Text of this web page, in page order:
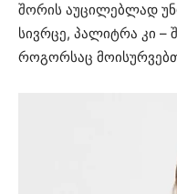
შორის აუცილებლად
სივრცე, პალიტრა კი –
როგორსაც